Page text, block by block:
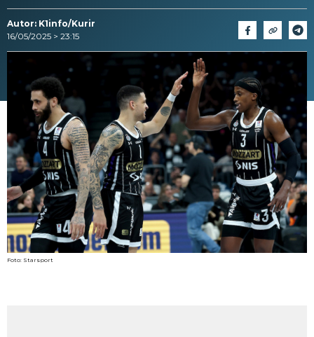
Autor: K1info/Kurir
16/05/2025 > 23:15
Foto: Starsport